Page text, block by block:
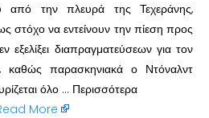
από την πλευρά της Τεχεράνης,
στόχο να εντείνουν την πίεση προς
εξελίξει διαπραγματεύσεων για τον
καθώς παρασκηνιακά ο Ντόναλντ
όλο … Περισσότερα
More